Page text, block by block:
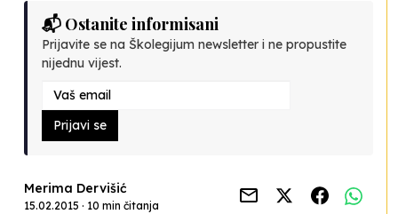
📬 Ostanite informisani
Prijavite se na Školegijum newsletter i ne propustite
nijednu vijest.
Prijavi se
Merima Dervišić
15.02.2015 · 10 min čitanja